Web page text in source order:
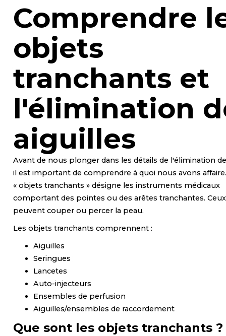
Comprendre
objets
tranchants et
l'élimination
aiguilles
Avant de nous plonger dans les détails de l'élimination
il est important de comprendre à quoi nous avons
« objets tranchants » désigne les instruments médicaux
comportant des pointes ou des arêtes tranchantes.
peuvent couper ou percer la peau.
Les objets tranchants comprennent :
Aiguilles
Seringues
Lancetes
Auto-injecteurs
Ensembles de perfusion
Aiguilles/ensembles de raccordement
Que sont les objets tranchants ?